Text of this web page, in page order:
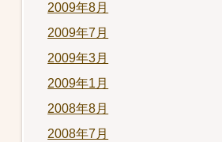
2009年8月
2009年7月
2009年3月
2009年1月
2008年8月
2008年7月